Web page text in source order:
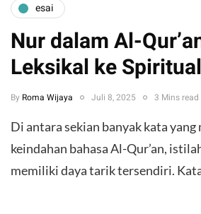
esai
Nur dalam Al-
Leksikal ke
By Roma Wijaya Juli 8, 2025 3 Mins read
Di antara sekian banyak kata yang
keindahan bahasa Al-Qur’an,
memiliki daya tarik tersendiri.